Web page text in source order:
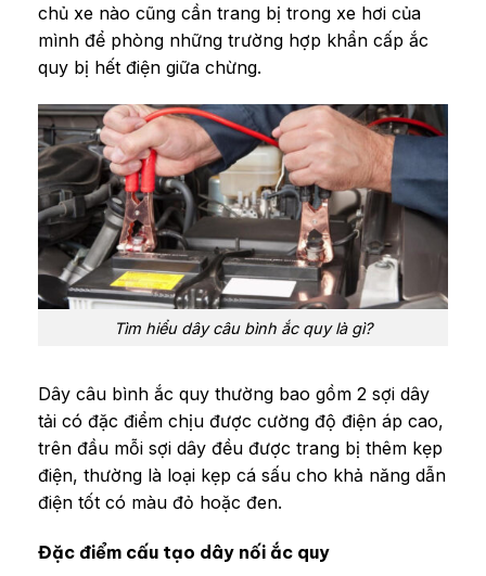
chủ xe nào cũng cần trang bị trong xe hơi của
mình để phòng những trường hợp khẩn cấp ắc
quy bị hết điện giữa chừng.
Tìm hiểu dây câu bình ắc quy là gì?
Dây câu bình ắc quy thường bao gồm 2 sợi dây
tải có đặc điểm chịu được cường độ điện áp cao,
trên đầu mỗi sợi dây đều được trang bị thêm kẹp
điện, thường là loại kẹp cá sấu cho khả năng dẫn
điện tốt có màu đỏ hoặc đen.
Đặc điểm cấu tạo dây nối ắc quy